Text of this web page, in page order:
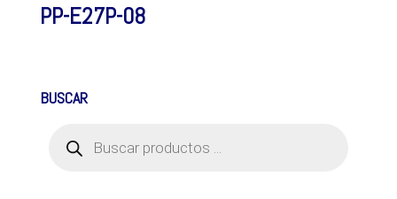
PP-E27P-08
BUSCAR
productos